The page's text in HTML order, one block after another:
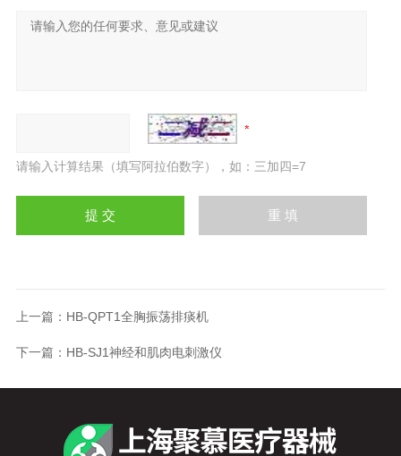
请输入计算结果（填写阿拉伯数字），如：三加四=7
上一篇： HB-QPT1全胸振荡排痰机
下一篇： HB-SJ1神经和肌肉电刺激仪